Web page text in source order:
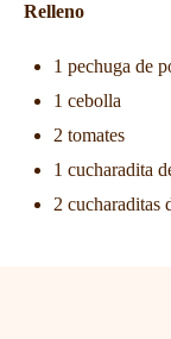
Relleno
1 pechuga de
1 cebolla
2 tomates
1 cucharadita
2 cucharaditas